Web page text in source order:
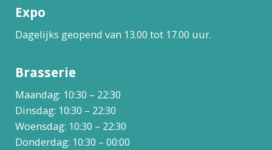
Expo
Dagelijks geopend van 13.00 tot 17.00 uur.
Brasserie
Maandag: 10:30 – 22:30
Dinsdag: 10:30 – 22:30
Woensdag: 10:30 – 22:30
Donderdag: 10:30 – 00:00